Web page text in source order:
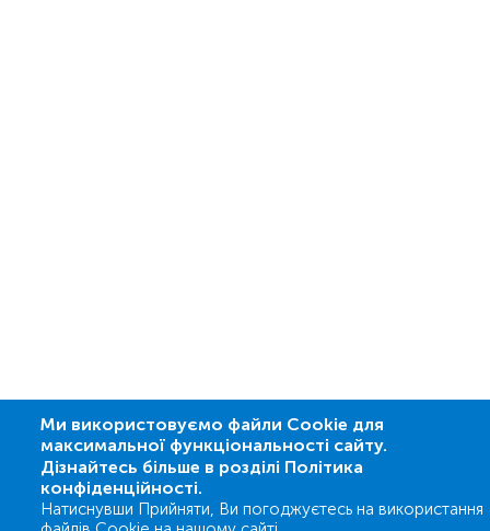
Ми використовуємо файли Cookie для
максимальної функціональності сайту.
Дізнайтесь більше в розділі Політика
конфіденційності.
Натиснувши Прийняти, Ви погоджуєтесь на використання